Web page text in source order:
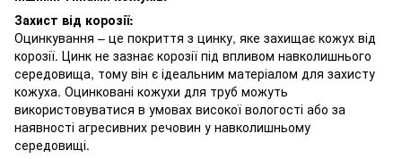
Захист від корозії:
Оцинкування – це покриття з цинку, яке захищає кожух від
корозії. Цинк не зазнає корозії під впливом навколишнього
середовища, тому він є ідеальним матеріалом для захисту
кожуха. Оцинковані кожухи для труб можуть
використовуватися в умовах високої вологості або за
наявності агресивних речовин у навколишньому
середовищі.